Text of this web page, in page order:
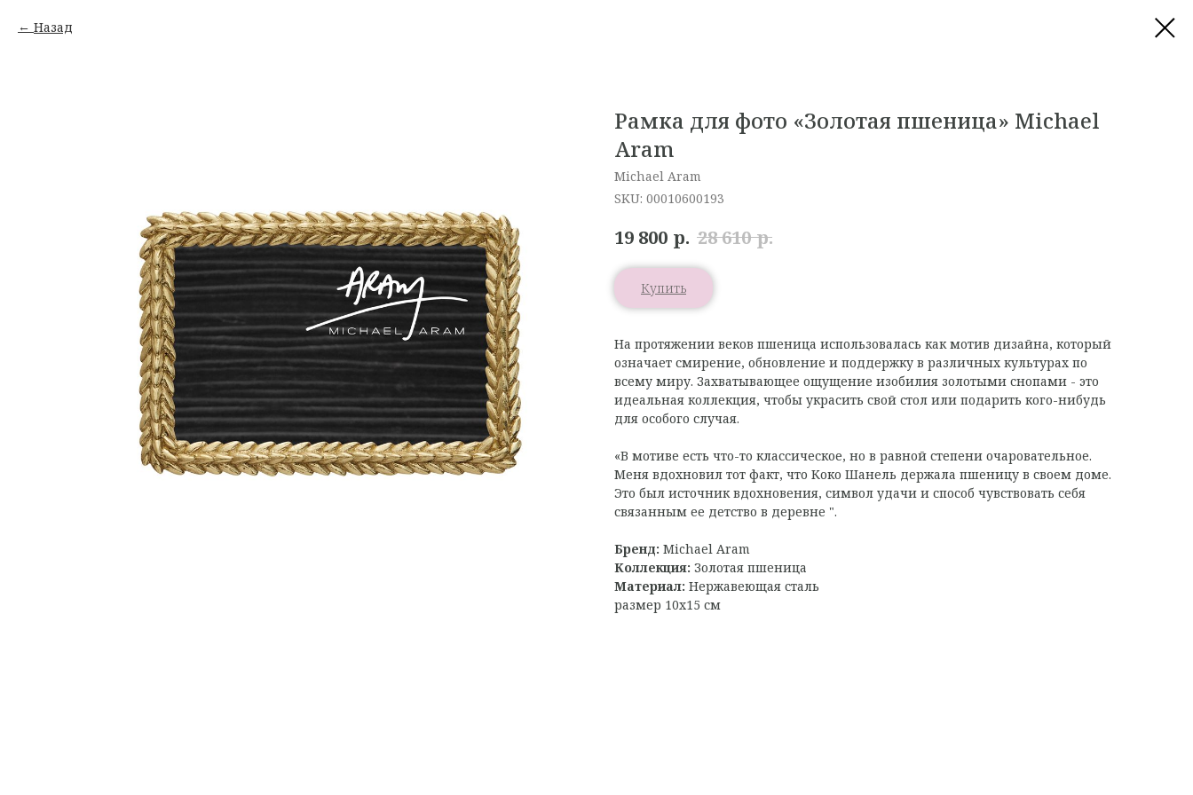
Назад
Рамка для фото «Золотая пшеница» Michael
Aram
Michael Aram
SKU: 00010600193
19 800 р. 28 610 р.
Купить
На протяжении веков пшеница использовалась как мотив дизайна, который
означает смирение, обновление и поддержку в различных культурах по
всему миру. Захватывающее ощущение изобилия золотыми снопами - это
идеальная коллекция, чтобы украсить свой стол или подарить кого-нибудь
для особого случая.
«В мотиве есть что-то классическое, но в равной степени очаровательное.
Меня вдохновил тот факт, что Коко Шанель держала пшеницу в своем доме.
Это был источник вдохновения, символ удачи и способ чувствовать себя
связанным ее детство в деревне ".
Бренд: Michael Aram
Коллекция: Золотая пшеница
Материал: Нержавеющая сталь
размер 10х15 см